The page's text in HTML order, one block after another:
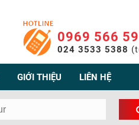
0969 566
024 3533 5388
GIỚI THIỆU LIÊN HỆ